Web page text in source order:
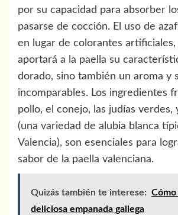
por su capacidad para absorber
pasarse de cocción. El uso de
en lugar de colorantes artificiales,
aportará a la paella su
dorado, sino también un aroma y
incomparables. Los ingredientes
pollo, el conejo, las judías verdes,
(una variedad de alubia blanca
Valencia), son esenciales para
sabor de la paella valenciana.
Quizás también te interese:
deliciosa empanada gallega